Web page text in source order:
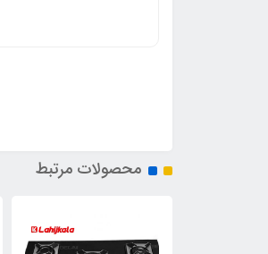
محصولات مرتبط